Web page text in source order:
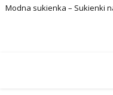
Modna sukienka – Sukienki